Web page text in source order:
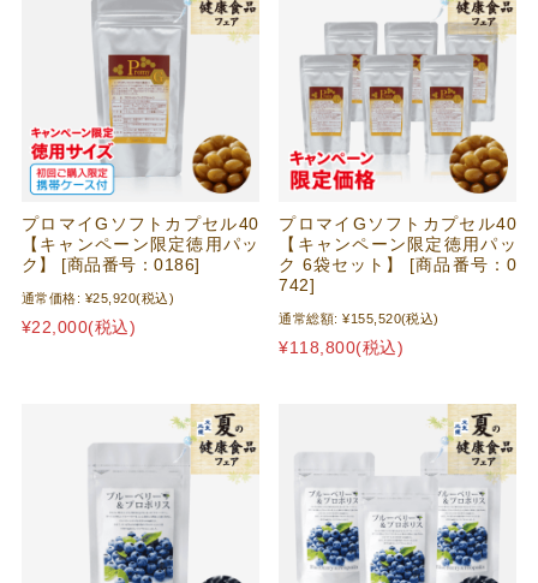
プロマイGソフトカプセル40
【キャンペーン限定徳用パッ
ク】 [商品番号：0186]
通常価格: ¥25,920(税込)
¥22,000(税込)
プロマイGソフトカプセル40
【キャンペーン限定徳用パッ
ク 6袋セット】 [商品番号：0
742]
通常総額: ¥155,520(税込)
¥118,800(税込)